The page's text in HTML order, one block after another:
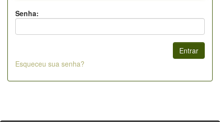
Senha:
Esqueceu sua senha?